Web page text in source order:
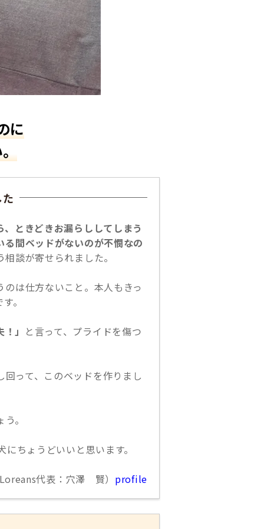
に
ときどきお漏らししてしまう
間ベッドがないのが不憫なの
相談が寄せられました。
は仕方ないこと。本人もきっ
。
」 と言って、プライドを傷つ
って、このベッドを作りまし
。
ちょうどいいと思います。
代表：穴澤 賢） profile